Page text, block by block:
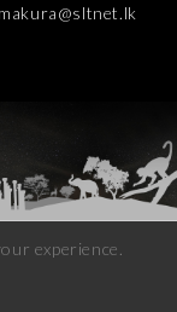
experience.